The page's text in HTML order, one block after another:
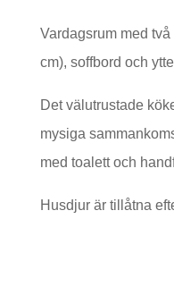
Vardagsrum med
cm), soffbord och
Det välutrustade
mysiga
med toalett och
Husdjur är tillåtna